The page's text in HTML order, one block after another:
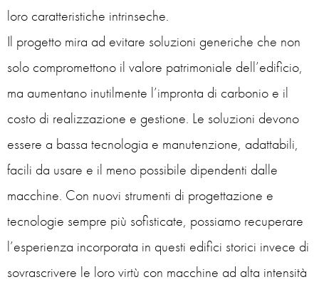
loro caratteristiche intrinseche.
Il progetto mira ad evitare soluzioni generiche che non
solo compromettono il valore patrimoniale dell’edificio,
ma aumentano inutilmente l’impronta di carbonio e il
costo di realizzazione e gestione. Le soluzioni devono
essere a bassa tecnologia e manutenzione, adattabili,
facili da usare e il meno possibile dipendenti dalle
macchine. Con nuovi strumenti di progettazione e
tecnologie sempre più sofisticate, possiamo recuperare
l’esperienza incorporata in questi edifici storici invece di
sovrascrivere le loro virtù con macchine ad alta intensità